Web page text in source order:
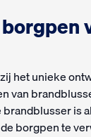
het unieke
van
is
borgpen te